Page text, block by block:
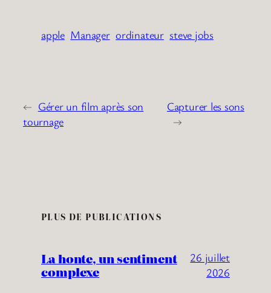
apple Manager ordinateur steve jobs
← Gérer un film après son
tournage
Capturer les sons
→
PLUS DE PUBLICATIONS
La honte, un sentiment
complexe
26 juillet
2026